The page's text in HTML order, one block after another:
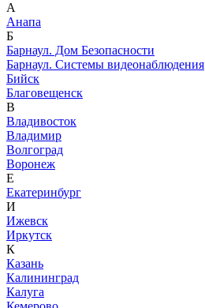
А
Анапа
Б
Барнаул. Дом Безопасности
Барнаул. Системы видеонаблюдения
Бийск
Благовещенск
В
Владивосток
Владимир
Волгоград
Воронеж
Е
Екатеринбург
И
Ижевск
Иркутск
К
Казань
Калининград
Калуга